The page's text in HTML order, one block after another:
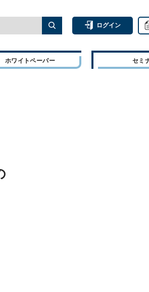
ログイン
ホワイトペーパー セミ